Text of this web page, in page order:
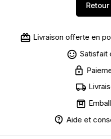
Livraison offerte en
Satisfait
Aide et